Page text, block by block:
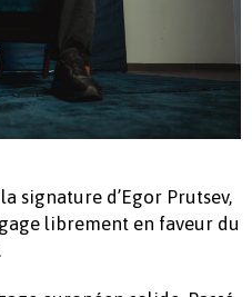
signature d’Egor Prutsev,
librement en faveur du